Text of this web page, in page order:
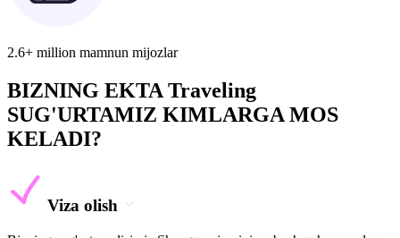
2.6+ million mamnun mijozlar
BIZNING EKTA Traveling
SUG'URTAMIZ KIMLARGA MOS
KELADI?
Viza olish